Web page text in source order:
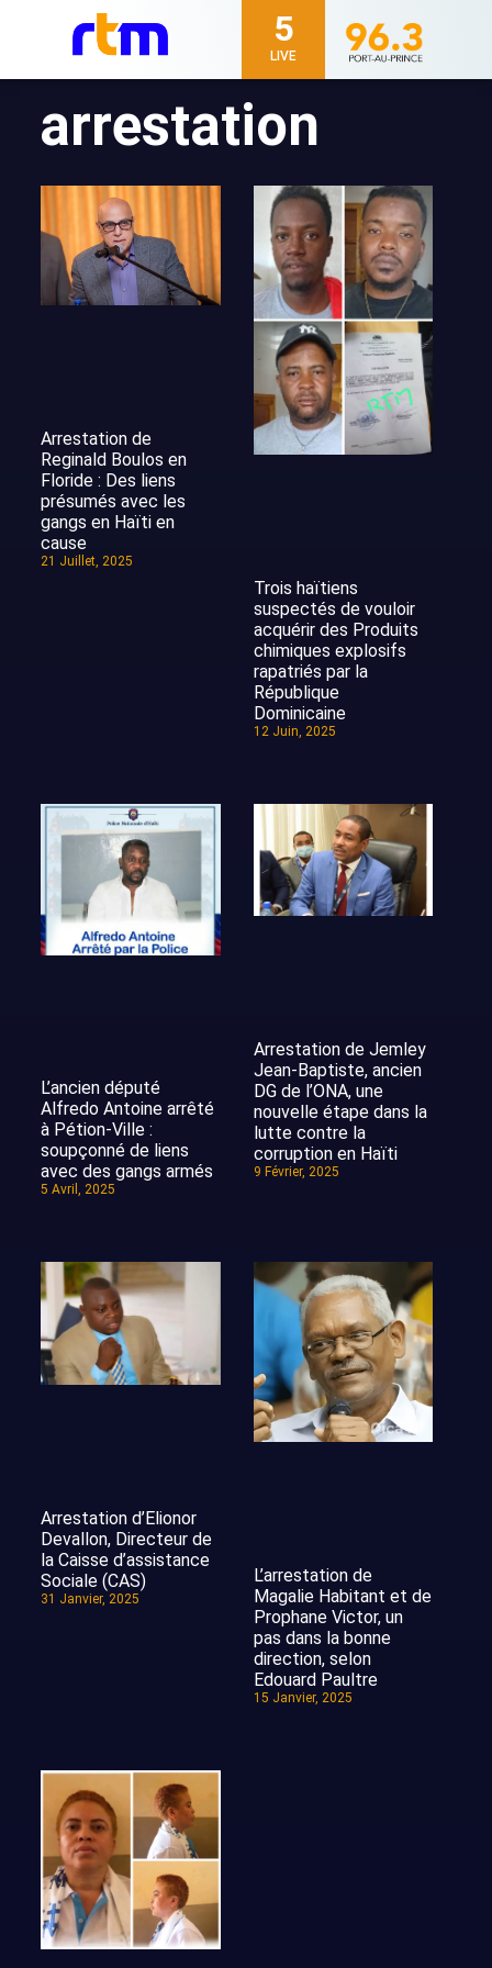
5
LIVE
arrestation
Arrestation de
Reginald Boulos en
Floride : Des liens
présumés avec les
gangs en Haïti en
cause
21 Juillet, 2025
Trois haïtiens
suspectés de vouloir
acquérir des Produits
chimiques explosifs
rapatriés par la
République
Dominicaine
12 Juin, 2025
L’ancien député
Alfredo Antoine arrêté
à Pétion-Ville :
soupçonné de liens
avec des gangs armés
5 Avril, 2025
Arrestation de Jemley
Jean-Baptiste, ancien
DG de l’ONA, une
nouvelle étape dans la
lutte contre la
corruption en Haïti
9 Février, 2025
Arrestation d’Elionor
Devallon, Directeur de
la Caisse d’assistance
Sociale (CAS)
31 Janvier, 2025
L’arrestation de
Magalie Habitant et de
Prophane Victor, un
pas dans la bonne
direction, selon
Edouard Paultre
15 Janvier, 2025